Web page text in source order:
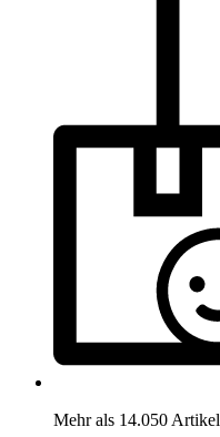
Mehr als 14.050 Artikel